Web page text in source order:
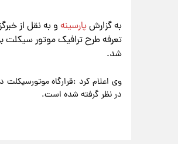
به گزارشپارسینه و به نقل از
تعرفه طرح ترافیک موتور
شد.
وی اعلام کرد :قرارگاه
در نظر گرفته شده است.